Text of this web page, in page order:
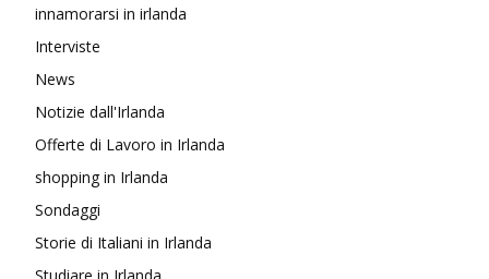
innamorarsi in irlanda
Interviste
News
Notizie dall'Irlanda
Offerte di Lavoro in Irlanda
shopping in Irlanda
Sondaggi
Storie di Italiani in Irlanda